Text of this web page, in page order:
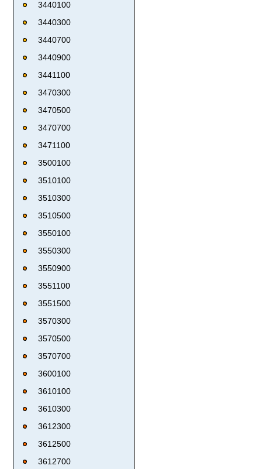
3440100
3440300
3440700
3440900
3441100
3470300
3470500
3470700
3471100
3500100
3510100
3510300
3510500
3550100
3550300
3550900
3551100
3551500
3570300
3570500
3570700
3600100
3610100
3610300
3612300
3612500
3612700